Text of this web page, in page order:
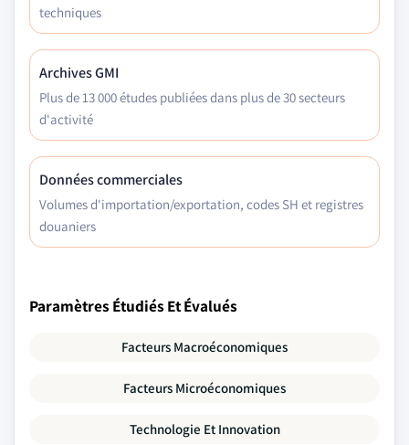
techniques
Archives GMI
Plus de 13 000 études publiées dans plus de 30 secteurs
d'activité
Données commerciales
Volumes d'importation/exportation, codes SH et registres
douaniers
Paramètres Étudiés Et Évalués
Facteurs Macroéconomiques
Facteurs Microéconomiques
Technologie Et Innovation